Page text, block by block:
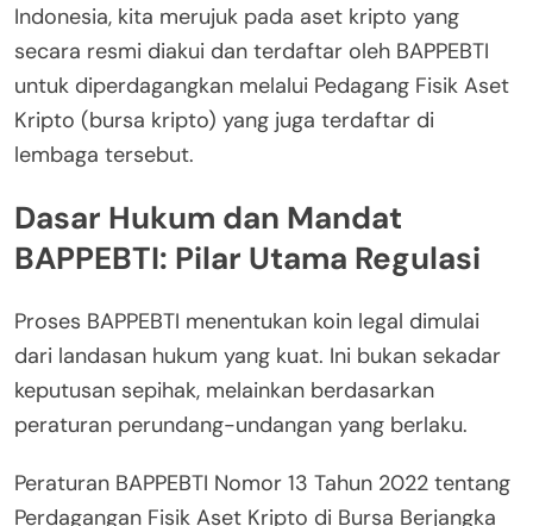
Indonesia, kita merujuk pada aset kripto yang
secara resmi diakui dan terdaftar oleh BAPPEBTI
untuk diperdagangkan melalui Pedagang Fisik Aset
Kripto (bursa kripto) yang juga terdaftar di
lembaga tersebut.
Dasar Hukum dan Mandat
BAPPEBTI: Pilar Utama Regulasi
Proses BAPPEBTI menentukan koin legal dimulai
dari landasan hukum yang kuat. Ini bukan sekadar
keputusan sepihak, melainkan berdasarkan
peraturan perundang-undangan yang berlaku.
Peraturan BAPPEBTI Nomor 13 Tahun 2022 tentang
Perdagangan Fisik Aset Kripto di Bursa Berjangka